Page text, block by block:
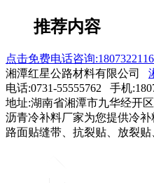
推荐内容
点击免费电话咨询
湘潭红星公路材料有限公司
电话:0731-55555762 手机
地址:湖南省湘潭市九华经开
沥青冷补料厂家为您提供冷补
路面贴缝带、抗裂贴、放裂